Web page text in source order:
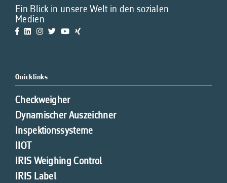
Ein Blick in unsere Welt in den sozialen
Medien
Quicklinks
Checkweigher
Dynamischer Auszeichner
Inspektionssysteme
IIOT
IRIS Weighing Control
IRIS Label